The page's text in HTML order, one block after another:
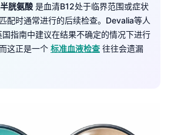
胱氨酸 是血清B12处于临界范围或症状
配时通常进行的后续检查。Devalia等人
指南中建议在结果不确定的情况下进行
这正是一个 标准血液检查 往往会遗漏